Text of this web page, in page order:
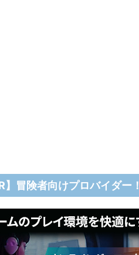
】冒険者向けプロバイダー！